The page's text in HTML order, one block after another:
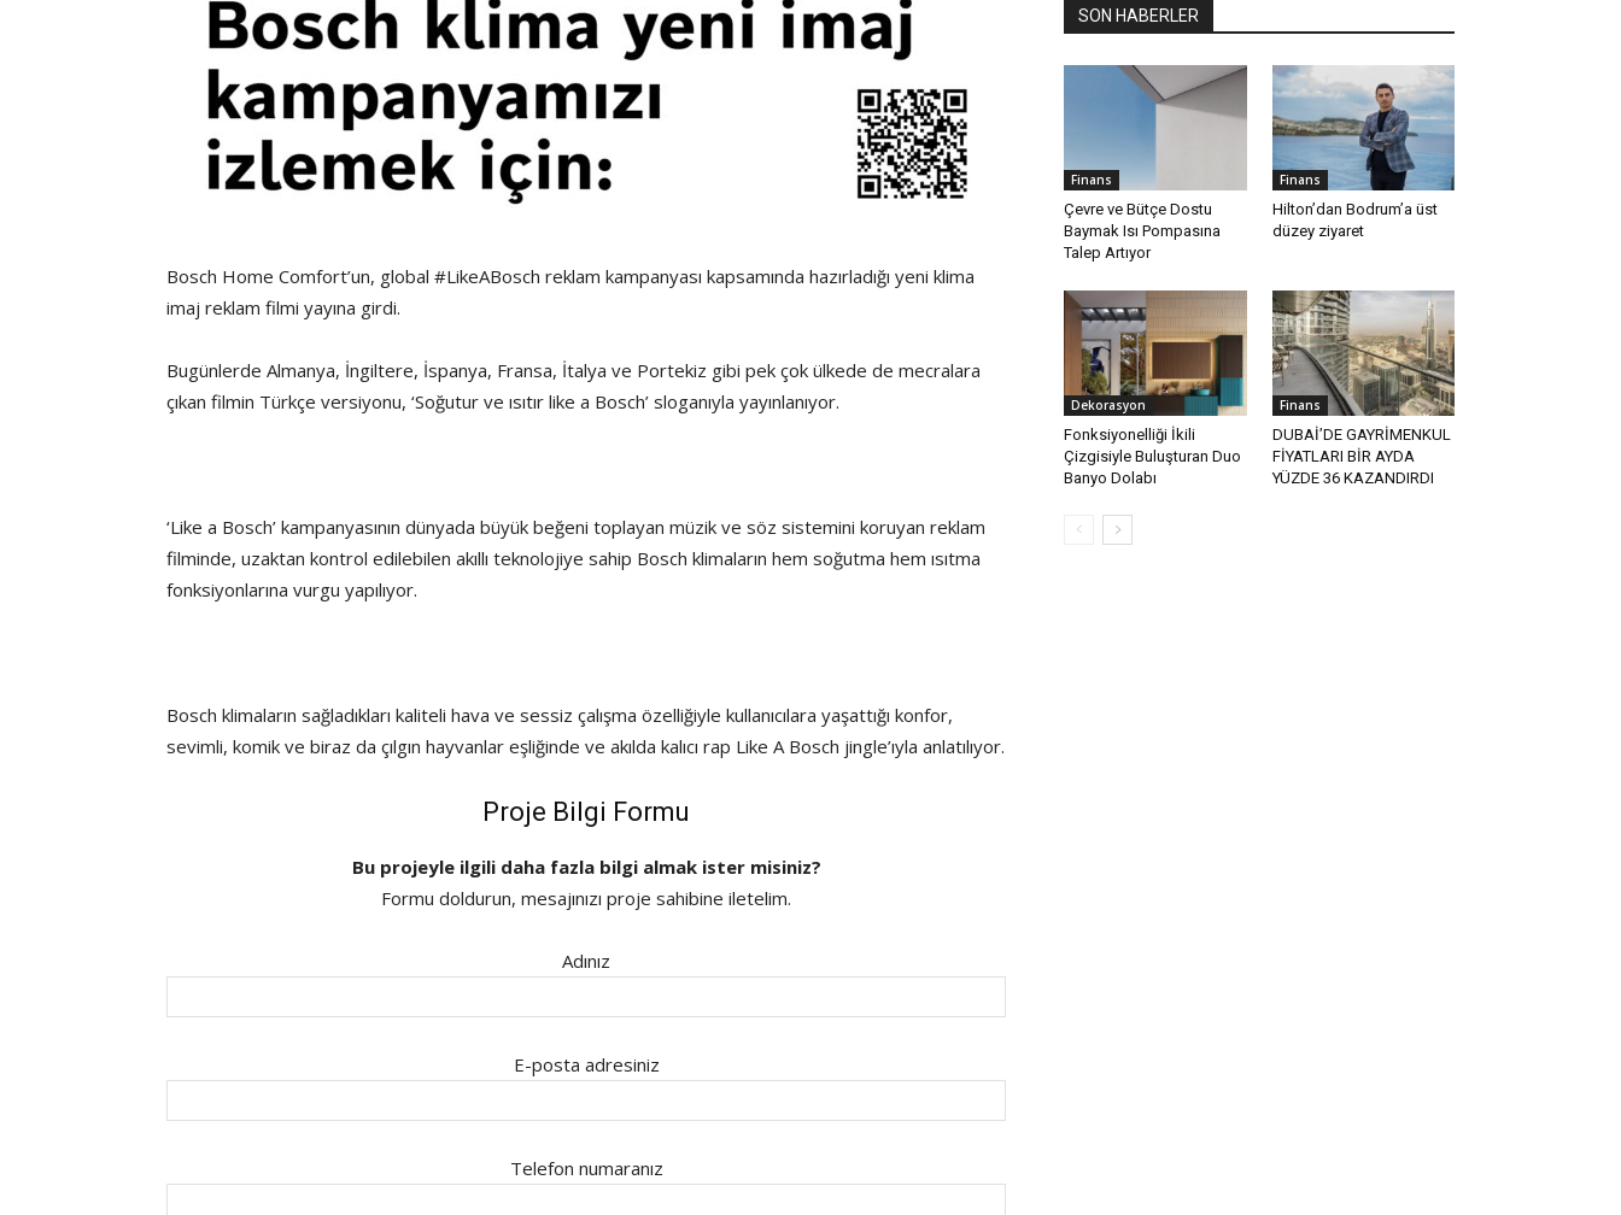
Bosch Home Comfort’un, global #LikeABosch reklam kampanyası kapsamında hazırladığı yeni klima
imaj reklam filmi yayına girdi.
Bugünlerde Almanya, İngiltere, İspanya, Fransa, İtalya ve Portekiz gibi pek çok ülkede de mecralara
çıkan filmin Türkçe versiyonu, ‘Soğutur ve ısıtır like a Bosch’ sloganıyla yayınlanıyor.
‘Like a Bosch’ kampanyasının dünyada büyük beğeni toplayan müzik ve söz sistemini koruyan reklam
filminde, uzaktan kontrol edilebilen akıllı teknolojiye sahip Bosch klimaların hem soğutma hem ısıtma
fonksiyonlarına vurgu yapılıyor.
Bosch klimaların sağladıkları kaliteli hava ve sessiz çalışma özelliğiyle kullanıcılara yaşattığı konfor,
sevimli, komik ve biraz da çılgın hayvanlar eşliğinde ve akılda kalıcı rap Like A Bosch jingle’ıyla anlatılıyor.
Proje Bilgi Formu
Bu projeyle ilgili daha fazla bilgi almak ister misiniz?
Formu doldurun, mesajınızı proje sahibine iletelim.
Adınız
E-posta adresiniz
Telefon numaranız
SON HABERLER
Finans
Çevre ve Bütçe Dostu
Baymak Isı Pompasına
Talep Artıyor
Finans
Hilton’dan Bodrum’a üst
düzey ziyaret
Dekorasyon
Fonksiyonelliği İkili
Çizgisiyle Buluşturan Duo
Banyo Dolabı
Finans
DUBAİ’DE GAYRİMENKUL
FİYATLARI BİR AYDA
YÜZDE 36 KAZANDIRDI